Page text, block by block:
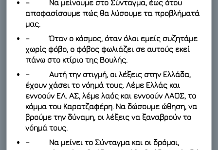
– Να μείνουμε στο Σύνταγμα, έως ότου
αποφασίσουμε πώς θα λύσουμε τα προβλήματά
μας.
– Όταν ο κόσμος, όταν όλοι εμείς συζητάμε
χωρίς φόβο, ο φόβος φωλιάζει σε αυτούς εκεί
πάνω στο κτίριο της Βουλής.
– Αυτή την στιγμή, οι λέξεις στην Ελλάδα,
έχουν χάσει το νόημά τους. Λέμε Ελλάς και
εννοούν ΕΛ. ΑΣ, λέμε λαός και εννοούν ΛΑΟΣ, το
κόμμα του Καρατζαφέρη. Να δώσουμε ώθηση, να
βρούμε την δύναμη, οι λέξεις να ξαναβρούν το
νόημά τους.
– Να μείνει το Σύνταγμα και οι δρόμοι,